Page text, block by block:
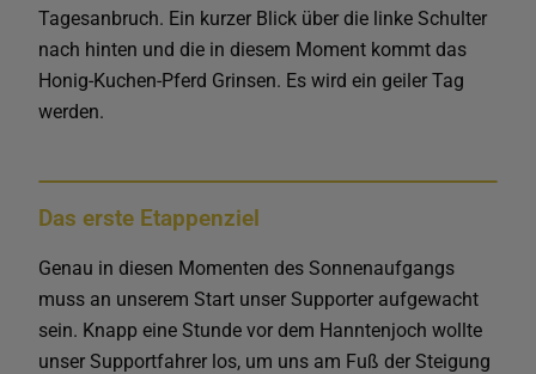
Tagesanbruch. Ein kurzer Blick über die linke Schulter
nach hinten und die in diesem Moment kommt das
Honig-Kuchen-Pferd Grinsen. Es wird ein geiler Tag
werden.
Das erste Etappenziel
Genau in diesen Momenten des Sonnenaufgangs
muss an unserem Start unser Supporter aufgewacht
sein. Knapp eine Stunde vor dem Hanntenjoch wollte
unser Supportfahrer los, um uns am Fuß der Steigung